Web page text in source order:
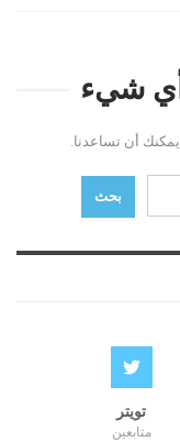
أي شيء
أن تساعدنا.
تويتر
متابعين